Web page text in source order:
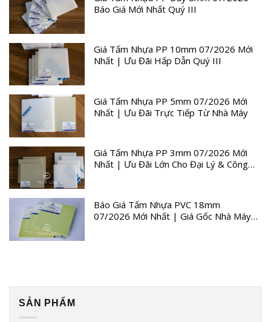
Báo Giá Mới Nhất Quý III
Giá Tấm Nhựa PP 10mm 07/2026 Mới
Nhất | Ưu Đãi Hấp Dẫn Quý III
Giá Tấm Nhựa PP 5mm 07/2026 Mới
Nhất | Ưu Đãi Trực Tiếp Từ Nhà Máy
Giá Tấm Nhựa PP 3mm 07/2026 Mới
Nhất | Ưu Đãi Lớn Cho Đại Lý & Công
Báo Giá Tấm Nhựa PVC 18mm
07/2026 Mới Nhất | Giá Gốc Nhà Máy
SẢN PHẨM